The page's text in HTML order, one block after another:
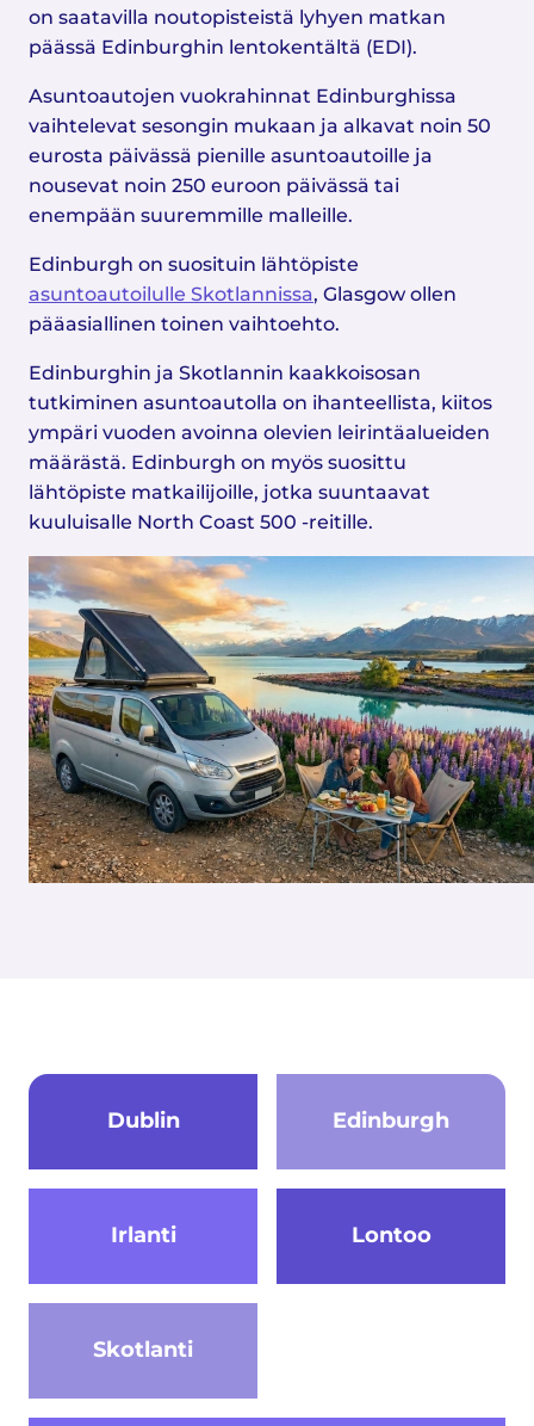
on saatavilla noutopisteistä lyhyen matkan
päässä Edinburghin lentokentältä (EDI).
Asuntoautojen vuokrahinnat Edinburghissa
vaihtelevat sesongin mukaan ja alkavat noin 50
eurosta päivässä pienille asuntoautoille ja
nousevat noin 250 euroon päivässä tai
enempään suuremmille malleille.
Edinburgh on suosituin lähtöpiste
asuntoautoilulle Skotlannissa, Glasgow ollen
pääasiallinen toinen vaihtoehto.
Edinburghin ja Skotlannin kaakkoisosan
tutkiminen asuntoautolla on ihanteellista, kiitos
ympäri vuoden avoinna olevien leirintäalueiden
määrästä. Edinburgh on myös suosittu
lähtöpiste matkailijoille, jotka suuntaavat
kuuluisalle North Coast 500 -reitille.
Dublin Edinburgh
Irlanti Lontoo
Skotlanti